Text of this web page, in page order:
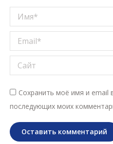
Имя *
Email *
Сайт
Сохранить моё имя и email
последующих моих
Оставить комментарий